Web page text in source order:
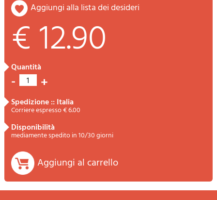
aggiungi alla lista dei desideri
€ 12.90
quantità
- 1 +
spedizione :: Italia
Corriere espresso € 6.00
disponibilità
mediamente spedito in 10/30 giorni
Aggiungi al carrello